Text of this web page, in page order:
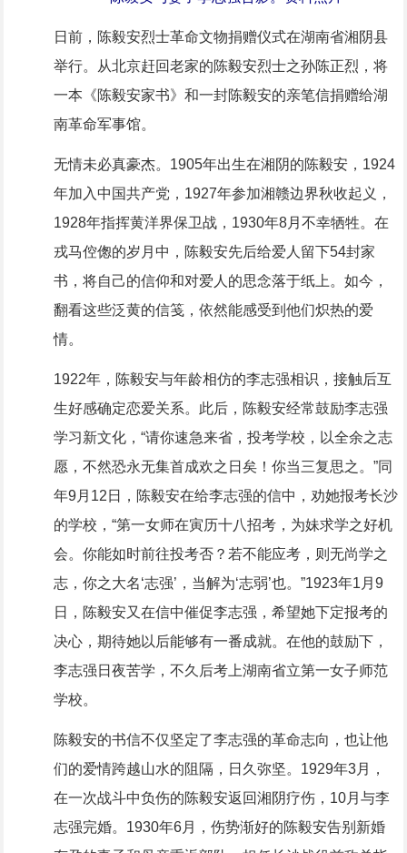
日前，陈毅安烈士革命文物捐赠仪式在湖南省湘阴县
举行。从北京赶回老家的陈毅安烈士之孙陈正烈，将
一本《陈毅安家书》和一封陈毅安的亲笔信捐赠给湖
南革命军事馆。
无情未必真豪杰。1905年出生在湘阴的陈毅安，1924
年加入中国共产党，1927年参加湘赣边界秋收起义，
1928年指挥黄洋界保卫战，1930年8月不幸牺牲。在
戎马倥偬的岁月中，陈毅安先后给爱人留下54封家
书，将自己的信仰和对爱人的思念落于纸上。如今，
翻看这些泛黄的信笺，依然能感受到他们炽热的爱
情。
1922年，陈毅安与年龄相仿的李志强相识，接触后互
生好感确定恋爱关系。此后，陈毅安经常鼓励李志强
学习新文化，“请你速急来省，投考学校，以全余之志
愿，不然恐永无集首成欢之日矣！你当三复思之。”同
年9月12日，陈毅安在给李志强的信中，劝她报考长沙
的学校，“第一女师在寅历十八招考，为妹求学之好机
会。你能如时前往投考否？若不能应考，则无尚学之
志，你之大名‘志强’，当解为‘志弱’也。”1923年1月9
日，陈毅安又在信中催促李志强，希望她下定报考的
决心，期待她以后能够有一番成就。在他的鼓励下，
李志强日夜苦学，不久后考上湖南省立第一女子师范
学校。
陈毅安的书信不仅坚定了李志强的革命志向，也让他
们的爱情跨越山水的阻隔，日久弥坚。1929年3月，
在一次战斗中负伤的陈毅安返回湘阴疗伤，10月与李
志强完婚。1930年6月，伤势渐好的陈毅安告别新婚